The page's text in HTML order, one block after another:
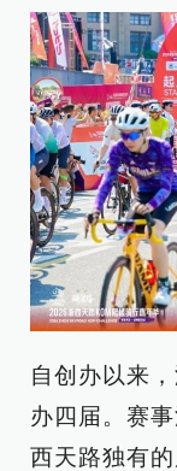
自创办以来
办四届。赛
西天路独有